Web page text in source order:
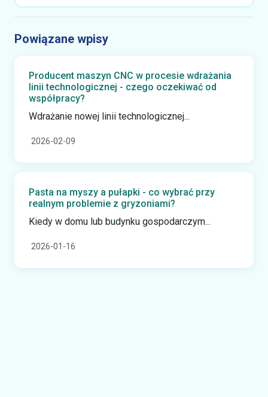
Powiązane wpisy
Producent maszyn CNC w procesie wdrażania
linii technologicznej - czego oczekiwać od
współpracy?
Wdrażanie nowej linii technologicznej...
2026-02-09
Pasta na myszy a pułapki - co wybrać przy
realnym problemie z gryzoniami?
Kiedy w domu lub budynku gospodarczym...
2026-01-16